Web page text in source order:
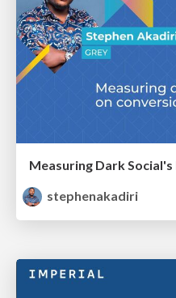
stephenakadiri